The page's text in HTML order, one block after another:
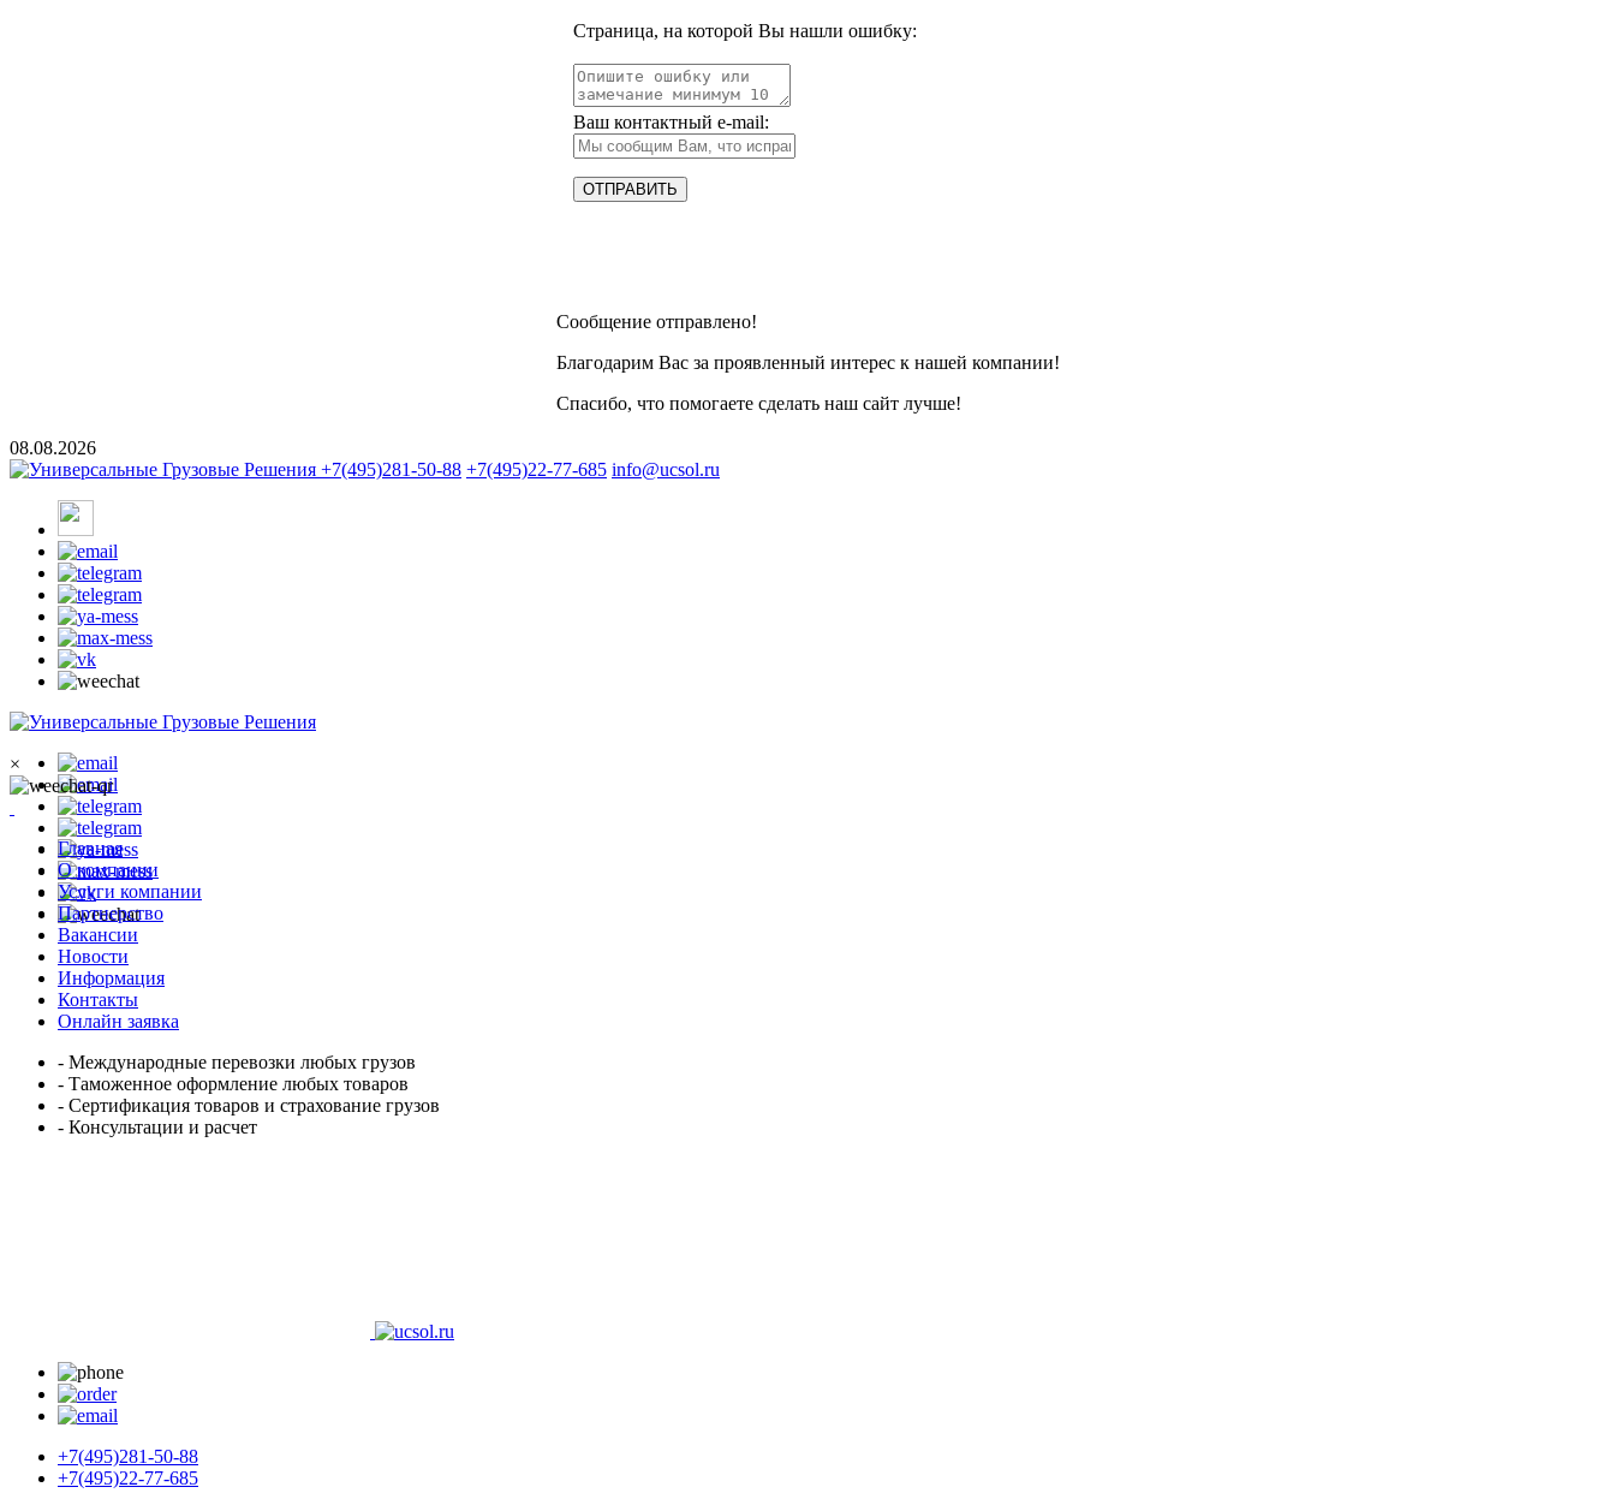
Страница, на которой Вы нашли ошибку:
Ваш контактный e-mail:
Сообщение отправлено!
Благодарим Вас за проявленный интерес к нашей компании!
Спасибо, что помогаете сделать наш сайт лучше!
08.08.2026
+7(495)281-50-88 +7(495)22-77-685 info@ucsol.ru
×
Главная
О компании
Услуги компании
Партнерство
Вакансии
Новости
Информация
Контакты
Онлайн заявка
- Международные перевозки любых грузов
- Таможенное оформление любых товаров
- Сертификация товаров и страхование грузов
- Консультации и расчет
+7(495)281-50-88
+7(495)22-77-685